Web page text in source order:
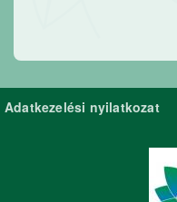
Adatkezelési nyilatkozat